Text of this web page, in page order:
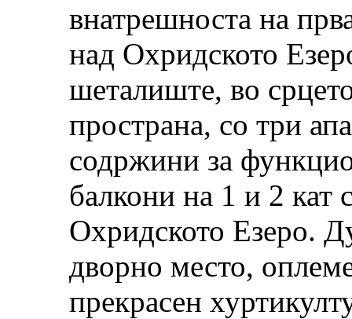
внатрешноста на
над Охридското
шеталиште, во
пространа, со три
содржини за
балкони на 1 и 2 кат
Охридското Езеро.
дворно место,
прекрасен